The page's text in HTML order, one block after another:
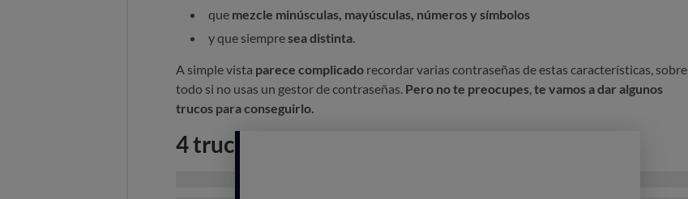
que mezcle minúsculas, mayúsculas, números y símbolos
y que siempresea distinta.
A simple vista parece complicadorecordar varias contraseñas de estas características, sobre
todo si no usas un gestor de contraseñas. Pero no te preocupes, te vamos a dar algunos
trucos para conseguirlo.
4 trucos para recordar una contraseña robusta